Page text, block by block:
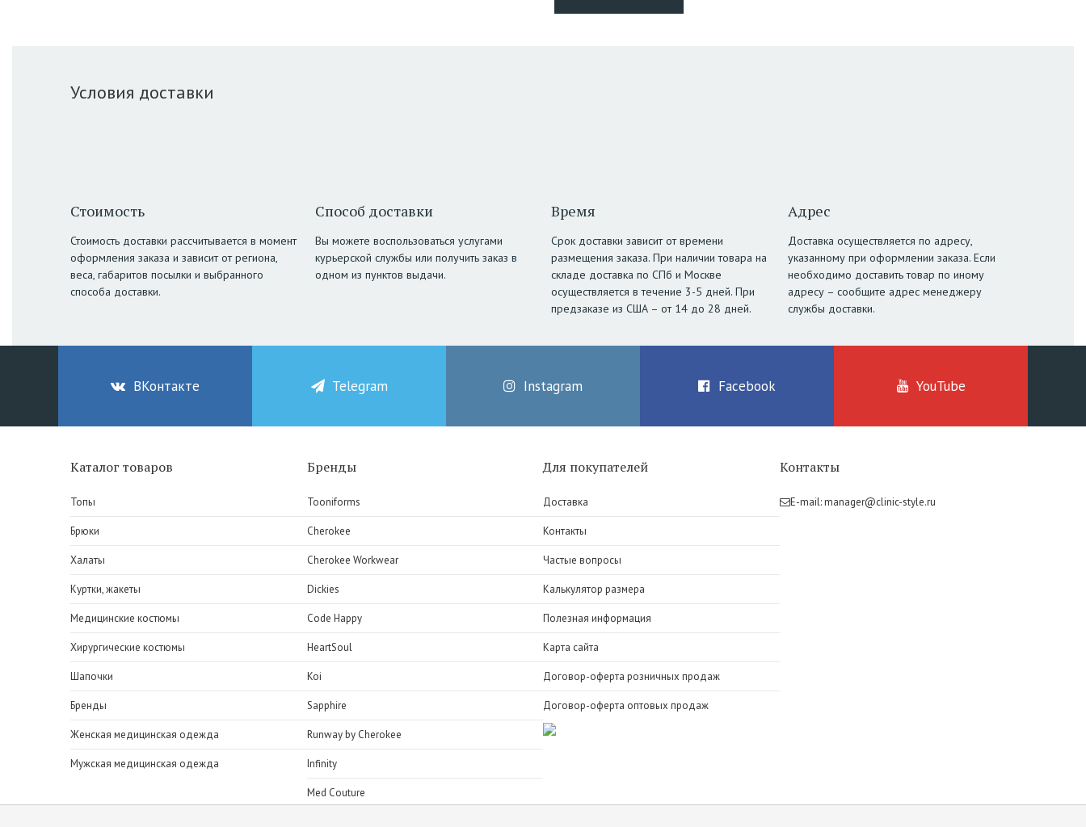
Условия доставки
Стоимость
Стоимость доставки рассчитывается в момент
оформления заказа и зависит от региона,
веса, габаритов посылки и выбранного
способа доставки.
Способ доставки
Вы можете воспользоваться услугами
курьерской службы или получить заказ в
одном из пунктов выдачи.
Время
Срок доставки зависит от времени
размещения заказа. При наличии товара на
складе доставка по СПб и Москве
осуществляется в течение 3-5 дней. При
предзаказе из США – от 14 до 28 дней.
Адрес
Доставка осуществляется по адресу,
указанному при оформлении заказа. Если
необходимо доставить товар по иному
адресу – сообщите адрес менеджеру
службы доставки.
ВКонтакте Telegram Instagram Facebook YouTube
Каталог товаров
Топы
Брюки
Халаты
Куртки, жакеты
Медицинские костюмы
Хирургические костюмы
Шапочки
Бренды
Женская медицинская одежда
Мужская медицинская одежда
Бренды
Tooniforms
Cherokee
Cherokee Workwear
Dickies
Code Happy
HeartSoul
Koi
Sapphire
Runway by Cherokee
Infinity
Med Couture
Для покупателей
Доставка
Контакты
Частые вопросы
Калькулятор размера
Полезная информация
Карта сайта
Договор-оферта розничных продаж
Договор-оферта оптовых продаж
Контакты
E-mail:manager@clinic-style.ru